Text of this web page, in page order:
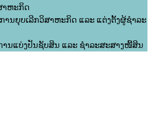
າຫະກິດ
ານຍຸບເລີກວິສາຫະກິດ ແລະ ແຕ່ງຕັ້ງຜູ້ຊຳລະ
ານແບ່ງປັນຊັບສິນ ແລະ ຊຳລະສະສາງໜີ້ສິນ